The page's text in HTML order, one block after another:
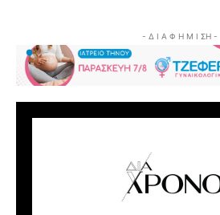
- Δ Ι Α Φ Η Μ Ι ΣΗ -